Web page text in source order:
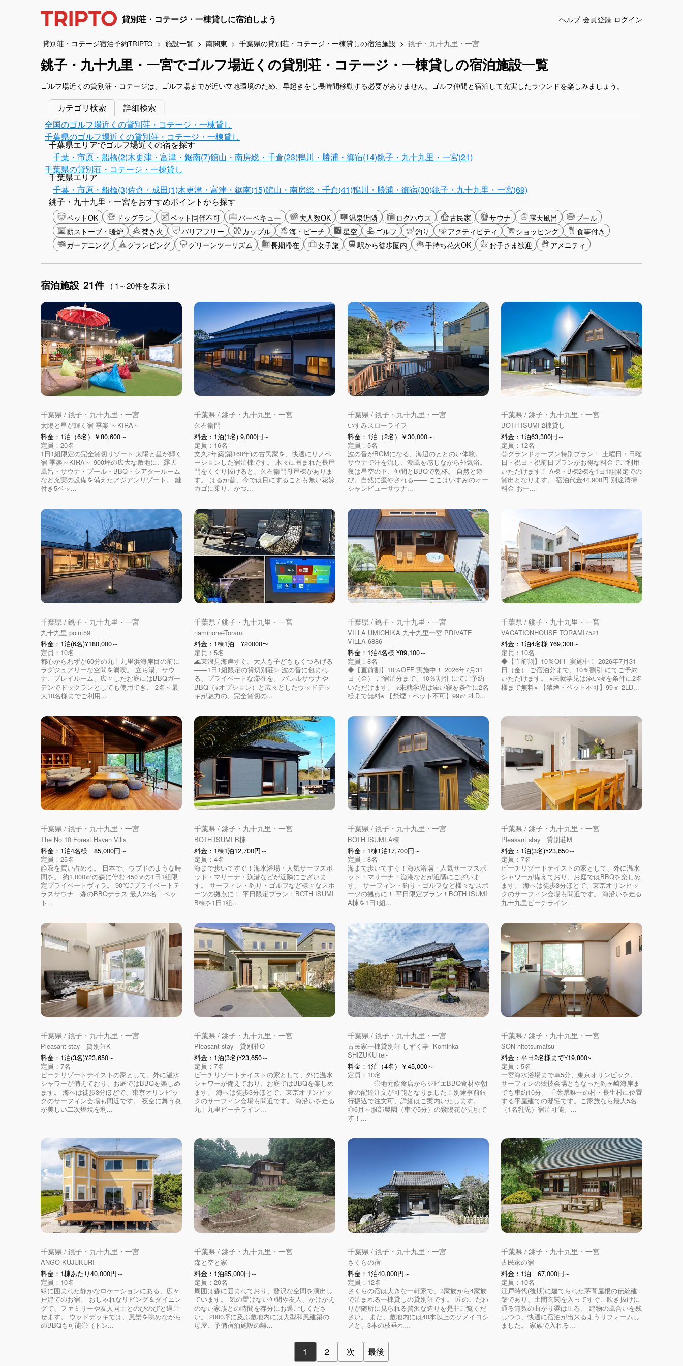
貸別荘・コテージ・一棟貸しに宿泊しよう ヘルプ 会員登録 ログイン
貸別荘・コテージ宿泊予約TRIPTO 施設一覧 南関東 千葉県の貸別荘・コテージ・一棟貸しの宿泊施設 銚子・九十九里・一宮
銚子・九十九里・一宮でゴルフ場近くの貸別荘・コテージ・一棟貸しの宿泊施設一覧
ゴルフ場近くの貸別荘・コテージは、ゴルフ場までが近い立地環境のため、早起きをし長時間移動する必要がありません。ゴルフ仲間と宿泊して充実したラウンドを楽しみましょう。
カテゴリ検索
詳細検索
全国のゴルフ場近くの貸別荘・コテージ・一棟貸し
千葉県のゴルフ場近くの貸別荘・コテージ・一棟貸し
千葉県エリアでゴルフ場近くの宿を探す
千葉・市原・船橋(2)木更津・富津・鋸南(7)館山・南房総・千倉(23)鴨川・勝浦・御宿(14)銚子・九十九里・一宮(21)
千葉県の貸別荘・コテージ・一棟貸し
千葉県エリア
千葉・市原・船橋(3)佐倉・成田(1)木更津・富津・鋸南(15)館山・南房総・千倉(41)鴨川・勝浦・御宿(30)銚子・九十九里・一宮(69)
銚子・九十九里・一宮をおすすめポイントから探す
ペットOK ドッグラン ペット同伴不可 バーベキュー 大人数OK 温泉近隣 ログハウス 古民家 サウナ 露天風呂
プール
薪ストーブ・暖炉
焚き火 バリアフリー カップル 海・ビーチ 星空 ゴルフ 釣り アクティビティ ショッピング
食事付き
ガーデニング
グランピング グリーンツーリズム 長期滞在 女子旅 駅から徒歩圏内 手持ち花火OK お子さま歓迎 アメニティ
宿泊施設 21件 ( 1～20件を表示 )
千葉県 / 銚子・九十九里・一宮
太陽と星が輝く宿 季楽 ～KIRA～
料金：1泊（6名）￥80,600～
定員：20名
1日1組限定の完全貸切リゾート 太陽と星が輝く
宿 季楽～KIRA～ 900坪の広大な敷地に、露天
風呂・サウナ・プール・BBQ・シアタールーム
など充実の設備を備えたアジアンリゾート。 鍵
付き5ベッ...
千葉県 / 銚子・九十九里・一宮
久右衛門
料金：1泊(1名) 9,000円～
定員：16名
文久2年築(築160年)の古民家を、快適にリノベ
ーションした宿泊棟です。 木々に囲まれた長屋
門をくぐり抜けると、久右衛門母屋棟がありま
す。 はるか昔、今では目にすることも無い花嫁
カゴに乗り、かつ...
千葉県 / 銚子・九十九里・一宮
いすみスローライフ
料金：1泊（2名）￥30,000～
定員：5名
波の音がBGMになる、海辺のととのい体験。
サウナで汗を流し、潮風を感じながら外気浴。
夜は星空の下、仲間とBBQで乾杯。 自然と遊
び、自然に癒やされる—— ここはいすみのオー
シャンビューサウナ...
千葉県 / 銚子・九十九里・一宮
BOTH ISUMI 2棟貸し
料金：1泊63,300円～
定員：12名
◎グランドオープン特別プラン！ 土曜日・日曜
日・祝日・祝前日プランがお得な料金でご利用
いただけます！ A棟・B棟2棟を1日1組限定での
貸出となります。 宿泊代金44,900円 別途清掃
料金 お一...
千葉県 / 銚子・九十九里・一宮
九十九里 point59
料金：1泊(6名)¥180,000～
定員：10名
都心からわずか60分の九十九里浜海岸目の前に
ラグジュアリーな空間を満喫。 立ち湯、サウ
ナ、プレイルーム、広々したお庭にはBBQガー
デンでドックランとしても使用でき、 2名～最
大10名様までご利用...
千葉県 / 銚子・九十九里・一宮
naminone-Torami
料金：1棟1泊 ¥20000〜
定員：5名
🌊東浪見海岸すぐ。大人も子どももくつろげる
——1日1組限定の貸切別荘✨ 波の音に包まれ
る、プライベートな滞在を。 バレルサウナや
BBQ（※オプション）と広々としたウッドデッ
キが魅力の、完全貸切の...
千葉県 / 銚子・九十九里・一宮
VILLA UMICHIKA 九十九里一宮 PRIVATE
VILLA 6886
料金：1泊4名様 ¥89,100～
定員：8名
◆【直前割】10％OFF 実施中！ 2026年7月31
日（金） ご宿泊分まで、10％割引 にてご予約
いただけます。 ※未就学児は添い寝を条件に2名
様まで無料※ 【禁煙・ペット不可】99㎡ 2LD...
千葉県 / 銚子・九十九里・一宮
VACATIONHOUSE TORAMI7521
料金：1泊4名様 ¥69,300～
定員：10名
◆【直前割】10％OFF 実施中！ 2026年7月31
日（金） ご宿泊分まで、10％割引 にてご予約
いただけます。 ※未就学児は添い寝を条件に2名
様まで無料※ 【禁煙・ペット不可】99㎡ 2LD...
千葉県 / 銚子・九十九里・一宮
The No.10 Forest Haven Villa
料金：1泊4名様 85,000円～
定員：25名
静寂を買い占める。 日本で、ウブドのような時
間を。 約1,000㎡の森に佇む 450㎡の1日1組限
定プライベートヴィラ。 90℃⤴️プライベートテ
ラスサウナ｜森のBBQテラス 最大25名｜ペッ
ト...
千葉県 / 銚子・九十九里・一宮
BOTH ISUMI B棟
料金：1棟1泊12,700円～
定員：4名
海まで歩いてすぐ！海水浴場・人気サーフスポ
ット・マリーナ・漁港などが近隣にございま
す。 サーフィン・釣り・ゴルフなど様々なスポ
ーツの拠点に！ 平日限定プラン！BOTH ISUMI
B棟を1日1組...
千葉県 / 銚子・九十九里・一宮
BOTH ISUMI A棟
料金：1棟1泊17,700円～
定員：8名
海まで歩いてすぐ！海水浴場・人気サーフスポ
ット・マリーナ・漁港などが近隣にございま
す。 サーフィン・釣り・ゴルフなど様々なスポ
ーツの拠点に！ 平日限定プラン！BOTH ISUMI
A棟を1日1組...
千葉県 / 銚子・九十九里・一宮
Pleasant stay 貸別荘M
料金：1泊(3名)¥23,650～
定員：7名
ビーチリゾートテイストの家として、外に温水
シャワーが備えており、お庭ではBBQを楽しめ
ます。 海へは徒歩3分ほどで、東京オリンピッ
クのサーフィン会場も間近です。 海沿いを走る
九十九里ビーチライン...
千葉県 / 銚子・九十九里・一宮
Pleasant stay 貸別荘K
料金：1泊(3名)¥23,650～
定員：7名
ビーチリゾートテイストの家として、外に温水
シャワーが備えており、お庭ではBBQを楽しめ
ます。 海へは徒歩3分ほどで、東京オリンピッ
クのサーフィン会場も間近です。 夜空に舞う炎
が美しい二次燃焼を利...
千葉県 / 銚子・九十九里・一宮
Pleasant stay 貸別荘O
料金：1泊(3名)¥23,650～
定員：7名
ビーチリゾートテイストの家として、外に温水
シャワーが備えており、お庭ではBBQを楽しめ
ます。 海へは徒歩3分ほどで、東京オリンピッ
クのサーフィン会場も間近です。 海沿いを走る
九十九里ビーチライン...
千葉県 / 銚子・九十九里・一宮
古民家一棟貸別荘 しずく亭 -Kominka
SHIZUKU tei-
料金：1泊（4名）￥45,000～
定員：10名
------------ ◎地元飲食店からジビエBBQ食材や朝
食の配達注文が可能となりました！別途事前銀
行振込で注文可、詳細はご案内いたします。
◎6月～服部農園（車で5分）の紫陽花が見頃で
す！...
千葉県 / 銚子・九十九里・一宮
SON-hitotsumatsu-
料金：平日2名様まで¥19,800~
定員：5名
一宮海水浴場まで車5分、東京オリンピック、
サーフィンの競技会場ともなった釣ヶ崎海岸ま
でも車約10分。 千葉県唯一の村・長生村に位置
する平屋建ての邸宅です。ご家族なら最大5名
（1名乳児）宿泊可能。...
千葉県 / 銚子・九十九里・一宮
ANGO KUJUKURI Ⅰ
料金：1棟あたり40,000円～
定員：10名
緑に囲まれた静かなロケーションにある、広々
戸建てのお宿。 おしゃれなリビング＆ダイニン
グで、ファミリーや友人同士とのびのびと過ご
せます。 ウッドデッキでは、風景を眺めながら
のBBQも可能◎（トン...
千葉県 / 銚子・九十九里・一宮
森と空と家
料金：1泊85,000円～
定員：20名
周囲は森に囲まれており、贅沢な空間を演出し
ています。 気の置けない仲間や友人、かけがえ
のない家族との時間を存分にお過ごしくださ
い。 2000坪に及ぶ敷地内には大型和風建築の
母屋、予備宿泊施設の離...
千葉県 / 銚子・九十九里・一宮
さくらの宿
料金：1泊40,000円～
定員：12名
さくらの宿は大きな一軒家で、3家族から4家族
で泊まれる一棟貸しの貸別荘です。 匠のこだわ
りが随所に見られる贅沢な造りを是非ご覧くだ
さい。 また、敷地内には40本以上のソメイヨシ
ノと、3本の枝垂れ...
千葉県 / 銚子・九十九里・一宮
古民家の宿
料金：1泊 67,000円～
定員：10名
江戸時代(後期)に建てられた茅葺屋根の伝統建
築であり、土間玄関を入ってすぐ、吹き抜けに
通る無数の曲がり梁は圧巻。 建物の風合いを残
しつつ、快適に宿泊が出来るようリフォームし
ました。 家族で入れる...
1 2 次 最後